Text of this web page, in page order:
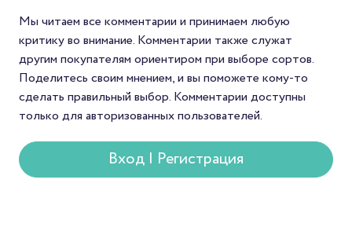
уникальным вкусом. А
покупателей —
попробовать редкий
который редко
в массовой продаже.
Мы читаем все комментарии и принимаем любую
критику во внимание. Комментарии также служат
другим покупателям ориентиром при выборе сортов.
Поделитесь своим мнением, и вы поможете кому-то
сделать правильный выбор. Комментарии доступны
только для авторизованных пользователей.
Вход | Регистрация